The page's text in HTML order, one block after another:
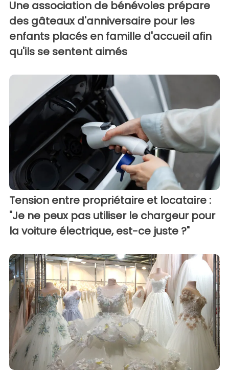
Une association de bénévoles prépare
des gâteaux d'anniversaire pour les
enfants placés en famille d'accueil afin
qu'ils se sentent aimés
Tension entre propriétaire et locataire :
"Je ne peux pas utiliser le chargeur pour
la voiture électrique, est-ce juste ?"